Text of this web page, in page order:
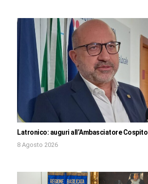
Latronico: auguri all’Ambasciatore Cospito
8 Agosto 2026